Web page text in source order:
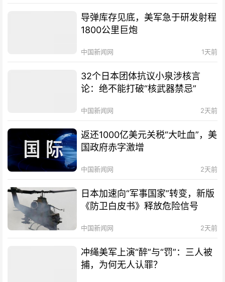
导弹库存见底，美军急于研发射程
1800公里巨炮
中国新闻网 1天前
32个日本团体抗议小泉涉核言
论：绝不能打破“核武器禁忌”
中国新闻网 2天前
返还1000亿美元关税“大吐血”，美
国政府赤字激增
中国新闻网 2天前
日本加速向“军事国家”转变，新版
《防卫白皮书》释放危险信号
中国新闻网 2天前
冲绳美军上演“醉”与“罚”：三人被
捕，为何无人认罪？